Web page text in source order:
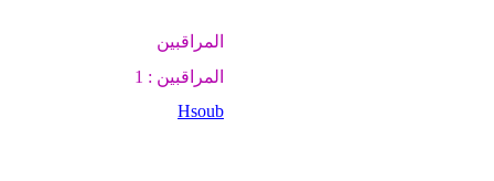
المراقبين
المراقبين : 1
Hsoub